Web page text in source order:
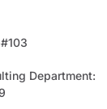
Department: